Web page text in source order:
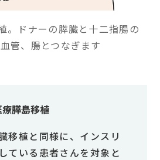
。ドナーの膵臓と十二指腸の
管、腸とつなぎます
――膵島移植
移植と同様に、インスリ
ている患者さんを対象と